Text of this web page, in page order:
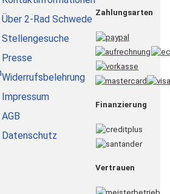
Über 2-Rad Schwede
Stellengesuche
Presse
Widerrufsbelehrung
Impressum
AGB
Datenschutz
Zahlungsarten
Finanzierung
Vertrauen